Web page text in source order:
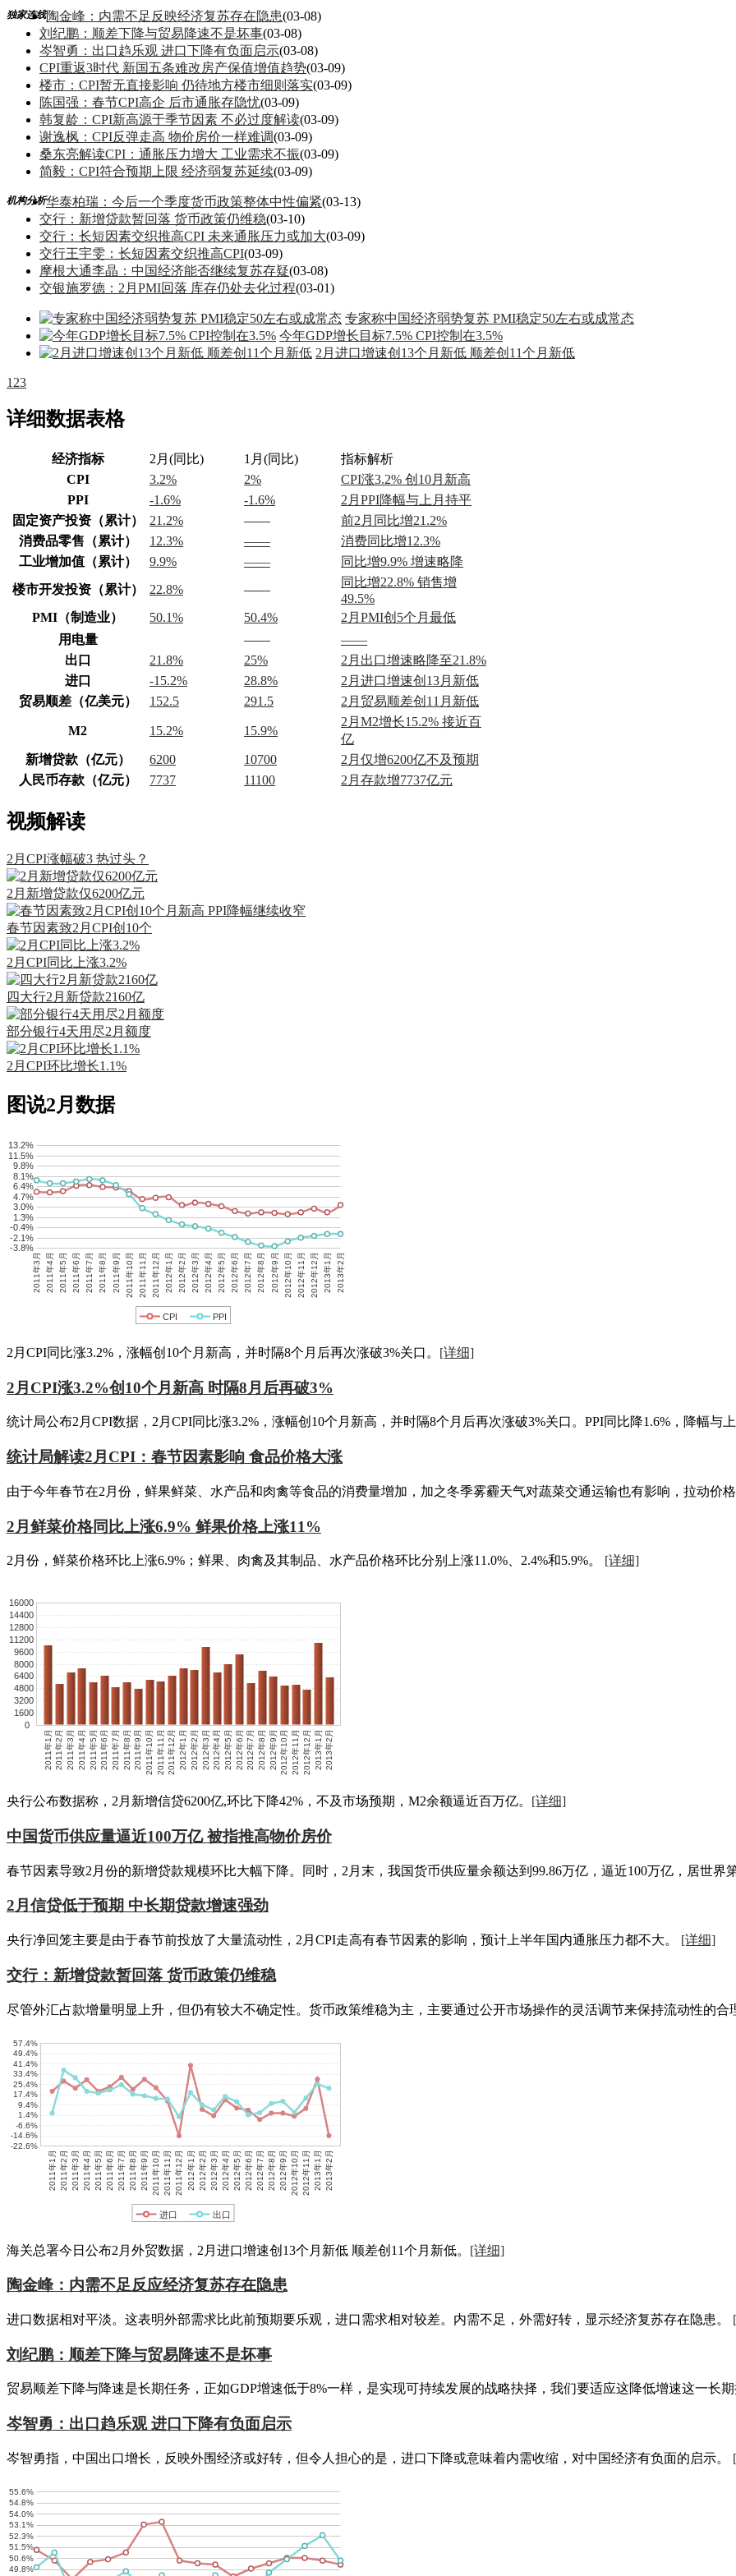
独家连线陶金峰：内需不足反映经济复苏存在隐患(03-08)
刘纪鹏：顺差下降与贸易降速不是坏事(03-08)
岑智勇：出口趋乐观 进口下降有负面启示(03-08)
CPI重返3时代 新国五条难改房产保值增值趋势(03-09)
楼市：CPI暂无直接影响 仍待地方楼市细则落实(03-09)
陈国强：春节CPI高企 后市通胀存隐忧(03-09)
韩复龄：CPI新高源于季节因素 不必过度解读(03-09)
谢逸枫：CPI反弹走高 物价房价一样难调(03-09)
桑东亮解读CPI：通胀压力增大 工业需求不振(03-09)
简毅：CPI符合预期上限 经济弱复苏延续(03-09)
机构分析华泰柏瑞：今后一个季度货币政策整体中性偏紧(03-13)
交行：新增贷款暂回落 货币政策仍维稳(03-10)
交行：长短因素交织推高CPI 未来通胀压力或加大(03-09)
交行王宇雯：长短因素交织推高CPI(03-09)
摩根大通李晶：中国经济能否继续复苏存疑(03-08)
交银施罗德：2月PMI回落 库存仍处去化过程(03-01)
专家称中国经济弱势复苏 PMI稳定50左右或成常态
今年GDP增长目标7.5% CPI控制在3.5%
2月进口增速创13个月新低 顺差创11个月新低
1 23
详细数据表格
经济指标 2月(同比) 1月(同比)
指标解析
CPI
3.2% 2%
CPI涨3.2% 创10月新高
PPI
-1.6% -1.6%
2月PPI降幅与上月持平
固定资产投资（累计）
21.2% ——
前2月同比增21.2%
消费品零售（累计）
12.3% ——
消费同比增12.3%
工业增加值（累计）
9.9% ——
同比增9.9% 增速略降
楼市开发投资（累计）
22.8% ——
同比增22.8% 销售增
49.5%
PMI（制造业）
50.1% 50.4%
2月PMI创5个月最低
用电量
——
——
出口
21.8% 25%
2月出口增速略降至21.8%
进口
-15.2% 28.8%
2月进口增速创13月新低
贸易顺差（亿美元）
152.5 291.5 2月贸易顺差创11月新低
M2 15.2% 15.9%
2月M2增长15.2% 接近百
亿
新增贷款（亿元）
6200 10700
2月仅增6200亿不及预期
人民币存款（亿元）
7737 11100 2月存款增7737亿元
视频解读
2月CPI涨幅破3 热过头？
2月新增贷款仅6200亿元
春节因素致2月CPI创10个
2月CPI同比上涨3.2%
四大行2月新贷款2160亿
部分银行4天用尽2月额度
2月CPI环比增长1.1%
图说2月数据
2011年3月2011年4月2011年5月2011年6月2011年7月2011年8月2011年9月2011年10月2011年11月2011年12月2012年1月2012年2月2012年3月2012年4月2012年5月2012年6月2012年7月2012年8月2012年9月2012年10月2012年11月2012年12月2013年1月2013年2月
-3.8%
-2.1%
-0.4%
1.3%
3.0%
4.7%
6.4%
8.1%
9.8%
11.5%
13.2%
CPI PPI
2月CPI同比涨3.2%，涨幅创10个月新高，并时隔8个月后再次涨破3%关口。 [详细]
2月CPI涨3.2%创10个月新高 时隔8月后再破3%
统计局公布2月CPI数据，2月CPI同比涨3.2%，涨幅创10个月新高，并时隔8个月后再次涨破3%关口。PPI同比降1.6%，降幅与
统计局解读2月CPI：春节因素影响 食品价格大涨
由于今年春节在2月份，鲜果鲜菜、水产品和肉禽等食品的消费量增加，加之冬季雾霾天气对蔬菜交通运输也有影响，拉动价格
2月鲜菜价格同比上涨6.9% 鲜果价格上涨11%
2月份，鲜菜价格环比上涨6.9%；鲜果、肉禽及其制品、水产品价格环比分别上涨11.0%、2.4%和5.9%。 [详细]
2011年1月2011年2月2011年3月2011年4月2011年5月2011年6月2011年7月2011年8月2011年9月2011年10月2011年11月2011年12月2012年1月2012年2月2012年3月2012年4月2012年5月2012年6月2012年7月2012年8月2012年9月2012年10月2012年11月2012年12月2013年1月2013年2月
0
1600
3200
4800
6400
8000
9600
11200
12800
14400
16000
央行公布数据称，2月新增信贷6200亿,环比下降42%，不及市场预期，M2余额逼近百万亿。 [详细]
中国货币供应量逼近100万亿 被指推高物价房价
春节因素导致2月份的新增贷款规模环比大幅下降。同时，2月末，我国货币供应量余额达到99.86万亿，逼近100万亿，居世界
2月信贷低于预期 中长期贷款增速强劲
央行净回笼主要是由于春节前投放了大量流动性，2月CPI走高有春节因素的影响，预计上半年国内通胀压力都不大。 [详细]
交行：新增贷款暂回落 货币政策仍维稳
尽管外汇占款增量明显上升，但仍有较大不确定性。货币政策维稳为主，主要通过公开市场操作的灵活调节来保持流动性的合
2011年1月2011年2月2011年3月2011年4月2011年5月2011年6月2011年7月2011年8月2011年9月2011年10月2011年11月2011年12月2012年1月2012年2月2012年3月2012年4月2012年5月2012年6月2012年7月2012年8月2012年9月2012年10月2012年11月2013年1月2013年2月
-22.6%
-14.6%
-6.6%
1.4%
9.4%
17.4%
25.4%
33.4%
41.4%
49.4%
57.4%
进口 出口
海关总署今日公布2月外贸数据，2月进口增速创13个月新低 顺差创11个月新低。 [详细]
陶金峰：内需不足反应经济复苏存在隐患
进口数据相对平淡。这表明外部需求比此前预期要乐观，进口需求相对较差。内需不足，外需好转，显示经济复苏存在隐患。
刘纪鹏：顺差下降与贸易降速不是坏事
贸易顺差下降与降速是长期任务，正如GDP增速低于8%一样，是实现可持续发展的战略抉择，我们要适应这降低增速这一长期
岑智勇：出口趋乐观 进口下降有负面启示
岑智勇指，中国出口增长，反映外围经济或好转，但令人担心的是，进口下降或意味着内需收缩，对中国经济有负面的启示。
49.8%
50.6%
51.5%
52.3%
53.1%
54.0%
54.8%
55.6%